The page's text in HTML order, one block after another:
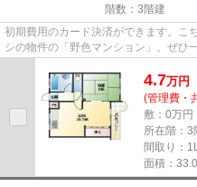
階数：3階建
初期費用のカード決済ができます。こ
シの物件の「野色マンション」。ぜひ
4.7万円
(管理費・
敷：0万円
所在階：3
間取り：
面積：